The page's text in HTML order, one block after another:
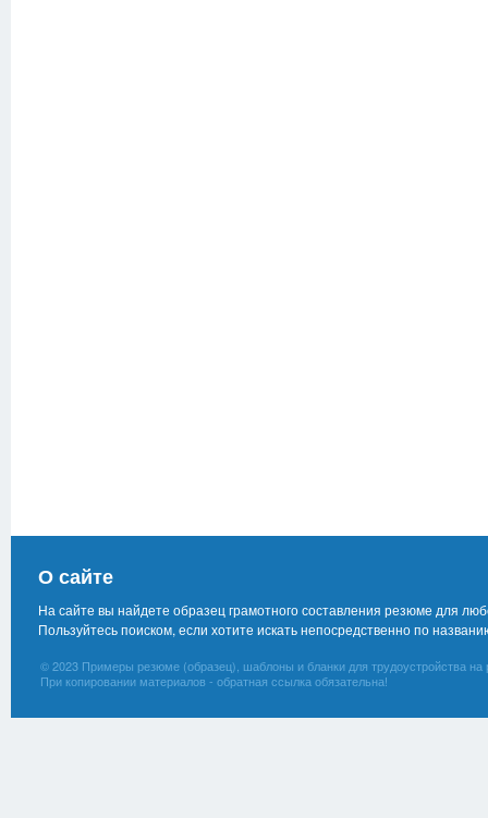
О сайте
На сайте вы найдете образец грамотного составления резюме для
Пользуйтесь поиском, если хотите искать непосредственно по
© 2023 Примеры резюме (образец), шаблоны и бланки для трудоустройства на
При копировании материалов - обратная ссылка обязательна!